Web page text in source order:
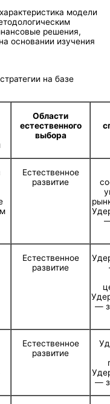
модели
решения,
основании изучения
на базе
Области
естественного
выбора
Естественное
развитие
Естественное
развитие
—
Естественное
развитие
—